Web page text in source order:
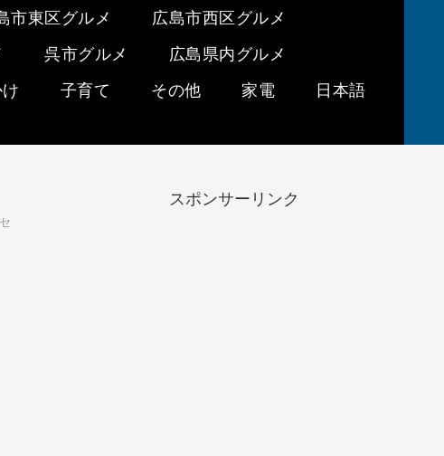
市東区グルメ
広島市西区グルメ
呉市グルメ
広島県内グルメ
子育て その他 家電
日本語
スポンサーリンク